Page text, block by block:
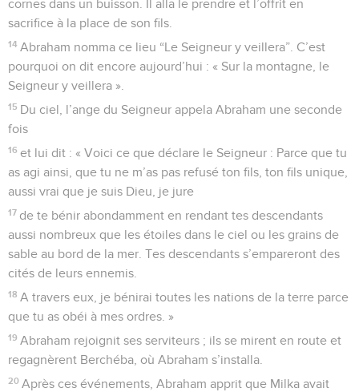
cornes dans un buisson. Il alla le prendre et l’offrit en
sacrifice à la place de son fils.
14 Abraham nomma ce lieu “Le Seigneur y veillera”. C’est
pourquoi on dit encore aujourd’hui : « Sur la montagne, le
Seigneur y veillera ».
15 Du ciel, l’ange du Seigneur appela Abraham une seconde
fois
16 et lui dit : « Voici ce que déclare le Seigneur : Parce que tu
as agi ainsi, que tu ne m’as pas refusé ton fils, ton fils unique,
aussi vrai que je suis Dieu, je jure
17 de te bénir abondamment en rendant tes descendants
aussi nombreux que les étoiles dans le ciel ou les grains de
sable au bord de la mer. Tes descendants s’empareront des
cités de leurs ennemis.
18 A travers eux, je bénirai toutes les nations de la terre parce
que tu as obéi à mes ordres. »
19 Abraham rejoignit ses serviteurs ; ils se mirent en route et
regagnèrent Berchéba, où Abraham s’installa.
20 Après ces événements, Abraham apprit que Milka avait